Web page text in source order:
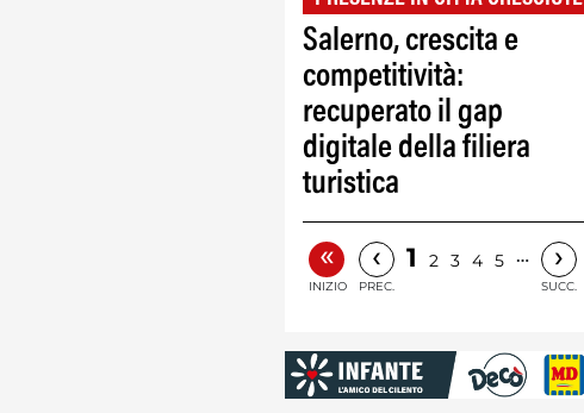
Salerno, crescita e
competitività:
recuperato il gap
digitale della filiera
turistica
«
INIZIO
‹
PREC.
1 2 3 4 5 … ›
SUCC.